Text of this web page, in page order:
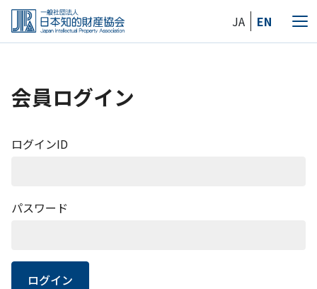
Skip
the
JA EN
メ
会員ログイン
ログインID
パスワード
ログイン